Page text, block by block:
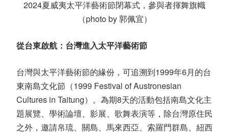
2024夏威夷太平洋藝術節閉幕式，參與者揮舞旗幟
（photo by 郭佩宜）
從台東啟航：台灣進入太平洋藝術節
台灣與太平洋藝術節的緣份，可追溯到1999年6月的台
東南島文化節（1999 Festival of Austronesian
Cultures in Taitung）。為期8天的活動包括南島文化主
題展覽、學術論壇、影展、歌舞表演等，除台灣原住民
之外，邀請帛琉、關島、馬來西亞、索羅門群島、紐西